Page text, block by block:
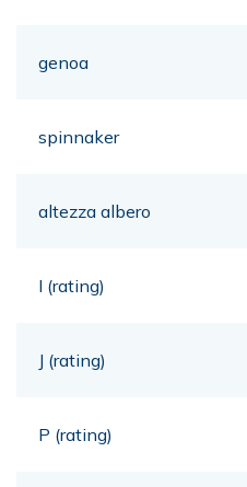
genoa
spinnaker
altezza albero
I (rating)
J (rating)
P (rating)